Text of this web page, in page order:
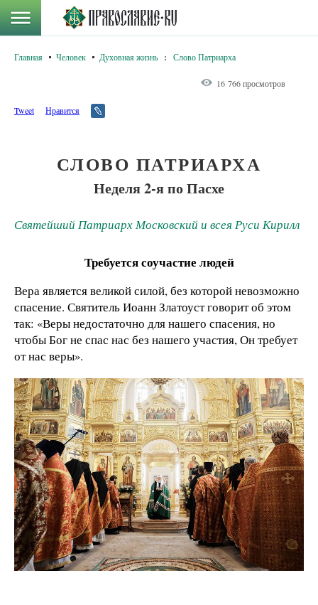
Главная Человек Духовная жизнь : Слово Патриарха
16 766 просмотров
Tweet Нравится
СЛОВО ПАТРИАРХА
Неделя 2-я по Пасхе
Святейший Патриарх Московский и всея Руси Кирилл
Требуется соучастие людей
Вера является великой силой, без которой невозможно
спасение. Святитель Иоанн Златоуст говорит об этом
так: «Веры недостаточно для нашего спасения, но
чтобы Бог не спас нас без нашего участия, Он требует
от нас веры».